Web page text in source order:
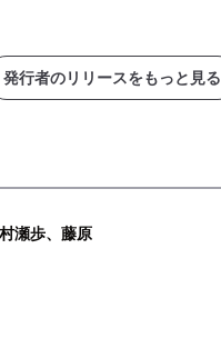
発行者のリリースをもっと見る
瀬歩、藤原